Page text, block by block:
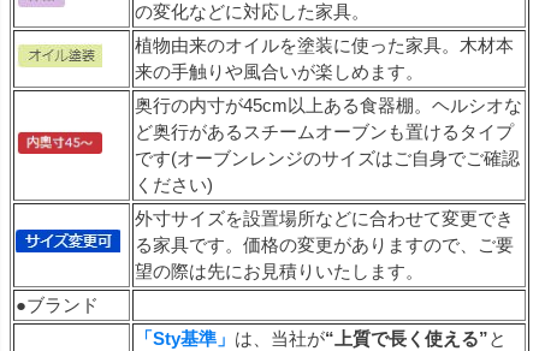
の変化などに対応した家具。
植物由来のオイルを塗装に使った家具。木材本
来の手触りや風合いが楽しめます。
奥行の内寸が45cm以上ある食器棚。ヘルシオな
ど奥行があるスチームオーブンも置けるタイプ
です(オーブンレンジのサイズはご自身でご確認
ください)
外寸サイズを設置場所などに合わせて変更でき
る家具です。価格の変更がありますので、ご要
望の際は先にお見積りいたします。
●ブランド
「Sty基準」 は、当社が“上質で長く使える”と